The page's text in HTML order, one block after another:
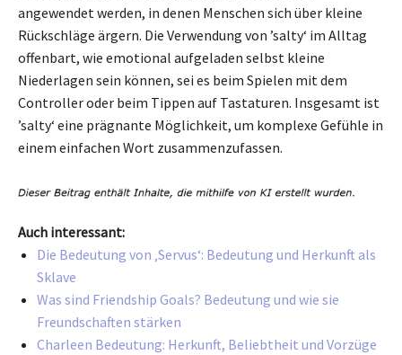
angewendet werden, in denen Menschen sich über kleine
Rückschläge ärgern. Die Verwendung von ’salty‘ im Alltag
offenbart, wie emotional aufgeladen selbst kleine
Niederlagen sein können, sei es beim Spielen mit dem
Controller oder beim Tippen auf Tastaturen. Insgesamt ist
’salty‘ eine prägnante Möglichkeit, um komplexe Gefühle in
einem einfachen Wort zusammenzufassen.
Auch interessant:
Die Bedeutung von ‚Servus‘: Bedeutung und Herkunft als
Sklave
Was sind Friendship Goals? Bedeutung und wie sie
Freundschaften stärken
Charleen Bedeutung: Herkunft, Beliebtheit und Vorzüge